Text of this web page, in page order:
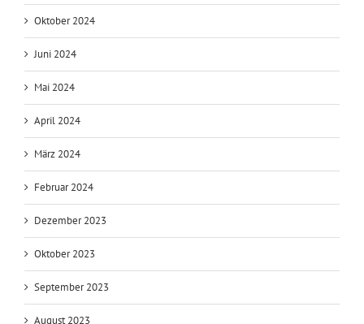
Oktober 2024
Juni 2024
Mai 2024
April 2024
März 2024
Februar 2024
Dezember 2023
Oktober 2023
September 2023
August 2023